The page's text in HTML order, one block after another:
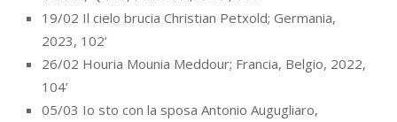
19/02 Il cielo brucia Christian Petxold; Germania,
2023, 102’
26/02 Houria Mounia Meddour; Francia, Belgio, 2022,
104’
05/03 Io sto con la sposa Antonio Augugliaro,